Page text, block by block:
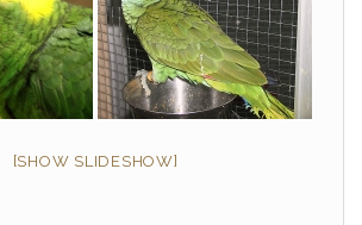
[SHOW SLIDESHOW]